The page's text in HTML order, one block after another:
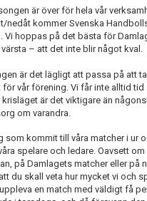
är över för hela vår
nedåt kommer Svenska
Vi hoppas på det bästa för
– att det inte blir något kval.
är det lägligt att passa på att
vår förening. Vi får inte alltid tid
krisläget är det viktigare än
om varandra.
som kommit till våra matcher i ur
spelare och ledare. Oavsett om
på Damlagets matcher eller på
du skall veta hur mycket vi och
en match med väldigt få